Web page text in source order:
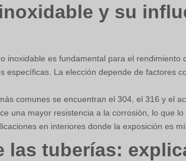
y su
inoxidable es fundamental para el
específicas. La elección depende de factores
comunes se encuentran el 304, el 316 y el
una mayor resistencia a la corrosión, lo que
en interiores donde la exposición es
las tuberías: